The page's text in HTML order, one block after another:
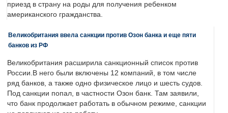
приезд в страну на роды для получения ребенком
американского гражданства.
Великобритания ввела санкции против Озон банка и еще пяти
банков из РФ
Великобритания расширила санкционный список против
России.В него были включены 12 компаний, в том числе
ряд банков, а также одно физическое лицо и шесть судов.
Под санкции попал, в частности Озон банк. Там заявили,
что банк продолжает работать в обычном режиме, санкции